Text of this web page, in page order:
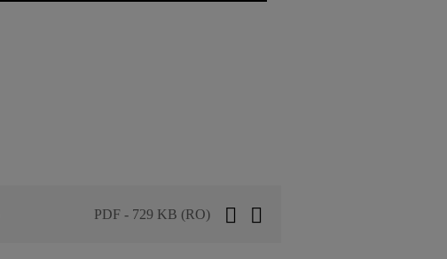
PDF - 729 KB (RO)